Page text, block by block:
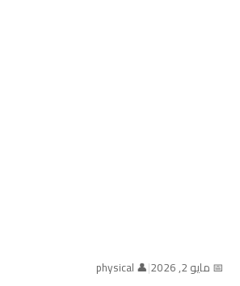
📅 مايو 2, 2026 |
👤 physical